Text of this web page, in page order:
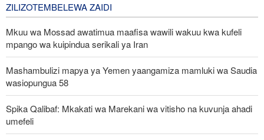
ZILIZOTEMBELEWA ZAIDI
Mkuu wa Mossad awatimua maafisa wawili wakuu kwa kufeli
mpango wa kuipindua serikali ya Iran
Mashambulizi mapya ya Yemen yaangamiza mamluki wa Saudia
wasiopungua 58
Spika Qalibaf: Mkakati wa Marekani wa vitisho na kuvunja ahadi
umefeli